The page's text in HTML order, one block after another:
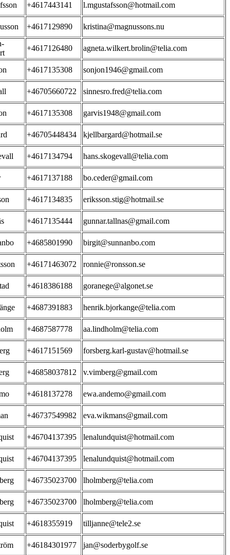
+4617443141 l.mgustafsson@hotmail.com
+4617129890
kristina@magnussons.nu
+4617126480 agneta.wilkert.brolin@telia.com
+4617135308 sonjon1946@gmail.com
+46705660722 sinnesro.fred@telia.com
+4617135308 garvis1948@gmail.com
+46705448434 kjellbargard@hotmail.se
+4617134794 hans.skogevall@telia.com
+4617137188 bo.ceder@gmail.com
+4617134835 eriksson.stig@hotmail.se
+4617135444 gunnar.tallnas@gmail.com
+4685801990 birgit@sunnanbo.com
+46171463072 ronnie@ronsson.se
+4618386188 goranege@algonet.se
+4687391883 henrik.bjorkange@telia.com
+4687587778 aa.lindholm@telia.com
+4617151569 forsberg.karl-gustav@hotmail.se
+46858037812 v.vimberg@gmail.com
+4618137278 ewa.andemo@gmail.com
+46737549982 eva.wikmans@gmail.com
+46704137395 lenalundquist@hotmail.com
+46704137395 lenalundquist@hotmail.com
+46735023700 lholmberg@telia.com
+46735023700 lholmberg@telia.com
+4618355919 tilljanne@tele2.se
+46184301977 jan@soderbygolf.se